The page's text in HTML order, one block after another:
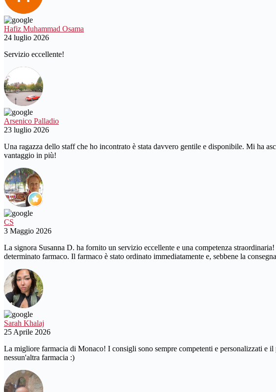
Hafiz Muhammad Osama
24 luglio 2026
Servizio eccellente!
Arsenico Palladio
23 luglio 2026
Una ragazza dello staff che ho incontrato è stata davvero gentile e disponibile. Mi ha
vantaggio in più!
CS
3 Maggio 2026
La signora Susanna D. ha fornito un servizio eccellente e una competenza
determinato farmaco. Il farmaco è stato ordinato immediatamente e, sebbene la
Sarah Khalaj
25 Aprile 2026
La migliore farmacia di Monaco! I consigli sono sempre competenti e personalizzati e
nessun'altra farmacia :)